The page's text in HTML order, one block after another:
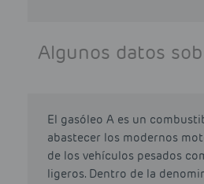
Algunos datos
El gasóleo A es un
abastecer los modernos
de los vehículos pesados
ligeros. Dentro de la